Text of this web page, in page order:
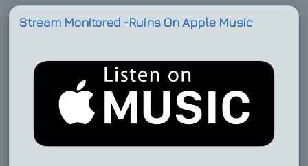
Stream Monitored -Ruins On Apple Music